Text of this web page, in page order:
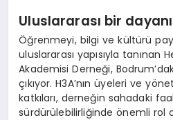
Uluslararası bir
Öğrenmeyi, bilgi ve kültürü
uluslararası yapısıyla tanınan
Akademisi Derneği,
çıkıyor. H3A’nın üyeleri ve
katkıları, derneğin sahadaki
sürdürülebilirliğinde önemli rol